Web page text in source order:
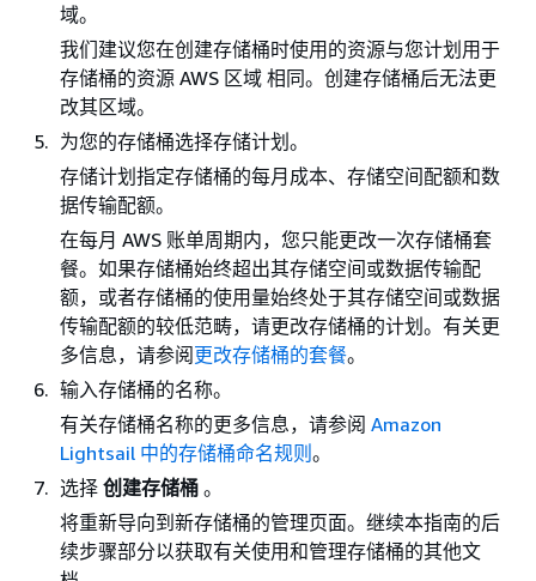
域。
我们建议您在创建存储桶时使用的资源与您计划用于
存储桶的资源 AWS 区域 相同。创建存储桶后无法更
改其区域。
为您的存储桶选择存储计划。
存储计划指定存储桶的每月成本、存储空间配额和数
据传输配额。
在每月 AWS 账单周期内，您只能更改一次存储桶套
餐。如果存储桶始终超出其存储空间或数据传输配
额，或者存储桶的使用量始终处于其存储空间或数据
传输配额的较低范畴，请更改存储桶的计划。有关更
多信息，请参阅更改存储桶的套餐。
输入存储桶的名称。
有关存储桶名称的更多信息，请参阅 Amazon
Lightsail 中的存储桶命名规则。
选择 创建存储桶 。
将重新导向到新存储桶的管理页面。继续本指南的后
续步骤部分以获取有关使用和管理存储桶的其他文